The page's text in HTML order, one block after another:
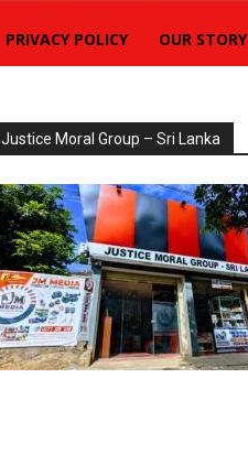
PRIVACY POLICY OUR STORY
Justice Moral Group – Sri Lanka